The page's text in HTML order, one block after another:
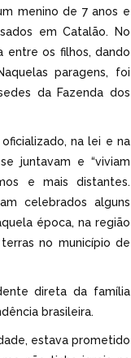
menino de 7 anos e
em Catalão. No
entre os filhos, dando
paragens, foi
da Fazenda dos
na lei e na
juntavam e “viviam
e mais distantes.
celebrados alguns
época, na região
no município de
direta da família
brasileira.
estava prometido